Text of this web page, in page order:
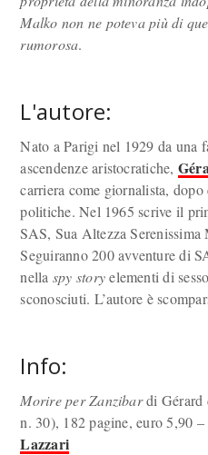
Malko non ne poteva più di
rumorosa.
L'autore:
Nato a Parigi nel 1929 da una
ascendenze aristocratiche,
carriera come giornalista, dopo
politiche. Nel 1965 scrive il
SAS, Sua Altezza
Seguiranno 200 avventure di
nella spy storyelementi di
sconosciuti. L’autore è
Info:
Morire per Zanzibardi Gérard
n. 30), 182 pagine, euro 5,90
Lazzari